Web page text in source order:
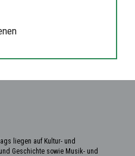
liegen auf Kultur- und
Geschichte sowie Musik- und